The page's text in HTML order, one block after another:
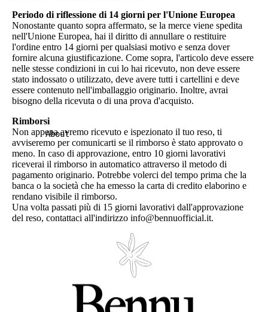
About
Periodo di riflessione di 14 giorni per l'Unione Europea
Nonostante quanto sopra affermato, se la merce viene spedita
nell'Unione Europea, hai il diritto di annullare o restituire
l'ordine entro 14 giorni per qualsiasi motivo e senza dover
fornire alcuna giustificazione. Come sopra, l'articolo deve essere
nelle stesse condizioni in cui lo hai ricevuto, non deve essere
stato indossato o utilizzato, deve avere tutti i cartellini e deve
essere contenuto nell'imballaggio originario. Inoltre, avrai
bisogno della ricevuta o di una prova d'acquisto.
Rimborsi
Non appena avremo ricevuto e ispezionato il tuo reso, ti
avviseremo per comunicarti se il rimborso è stato approvato o
meno. In caso di approvazione, entro 10 giorni lavorativi
riceverai il rimborso in automatico attraverso il metodo di
pagamento originario. Potrebbe volerci del tempo prima che la
banca o la società che ha emesso la carta di credito elaborino e
rendano visibile il rimborso.
Una volta passati più di 15 giorni lavorativi dall'approvazione
del reso, contattaci all'indirizzo info@bennuofficial.it.